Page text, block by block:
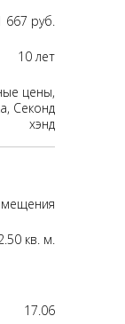
667 руб.
10 лет
цены,
Секонд
хэнд
кв. м.
17.06